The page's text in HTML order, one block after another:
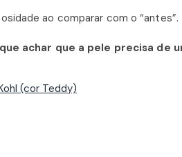
ao comparar com o “antes”.
achar que a pele precisa de